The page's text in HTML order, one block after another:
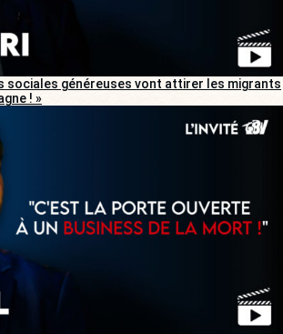
sociales généreuses vont attirer les migrants
! »